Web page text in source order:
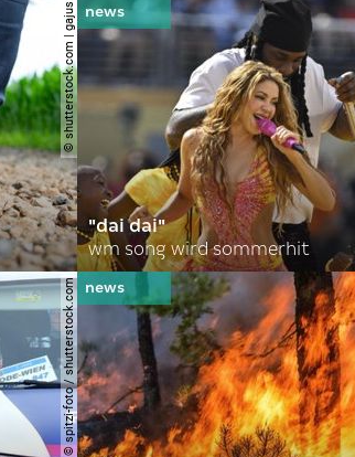
© shutterstock.com | gajus
"dai dai"
wm song wird sommerhit
© spitzi-foto / shutterstock.com